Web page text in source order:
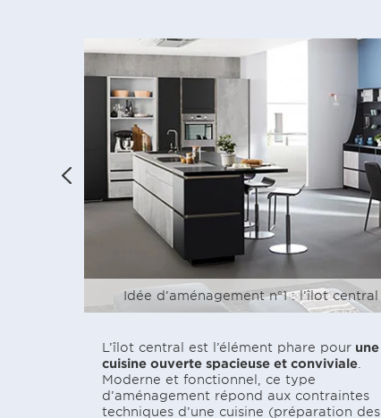
Idée d’aménagement n°1 : l’îlot central
L’îlot central est l’élément phare pour une
cuisine ouverte spacieuse et conviviale
Moderne et fonctionnel, ce type
d’aménagement répond aux contraintes
techniques d’une cuisine (préparation des